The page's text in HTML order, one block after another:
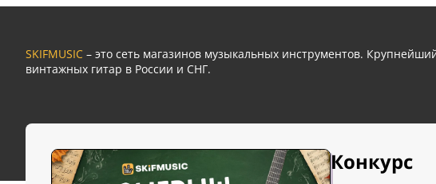
SKIFMUSIC – это сеть магазинов музыкальных инструментов.
винтажных гитар в России и СНГ.
Конкурс